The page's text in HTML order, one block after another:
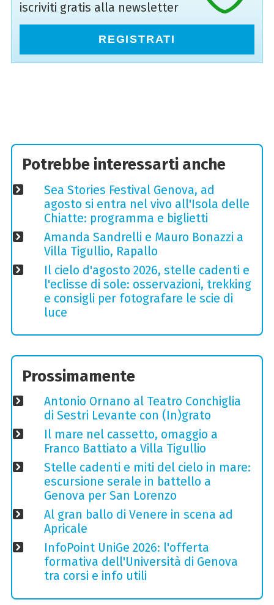
iscriviti gratis alla newsletter
REGISTRATI
Potrebbe interessarti anche
Sea Stories Festival Genova, ad
agosto si entra nel vivo all'Isola delle
Chiatte: programma e biglietti
Amanda Sandrelli e Mauro Bonazzi a
Villa Tigullio, Rapallo
Il cielo d'agosto 2026, stelle cadenti e
l'eclisse di sole: osservazioni, trekking
e consigli per fotografare le scie di
luce
Prossimamente
Antonio Ornano al Teatro Conchiglia
di Sestri Levante con (In)grato
Il mare nel cassetto, omaggio a
Franco Battiato a Villa Tigullio
Stelle cadenti e miti del cielo in mare:
escursione serale in battello a
Genova per San Lorenzo
Al gran ballo di Venere in scena ad
Apricale
InfoPoint UniGe 2026: l'offerta
formativa dell'Università di Genova
tra corsi e info utili